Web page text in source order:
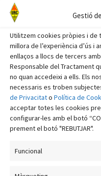
Gestió
Utilitzem cookies pròpies i de
millora de l’experiència d’ús i
enllaços a llocs de tercers
Responsable del Tractament
no quan accedeixi a ells. Els
necessaris es troben
de Privacitato Política de
acceptar totes les cookies
configurar-les amb el botó
prement el botó "REBUTJAR".
Funcional
abril 2023
febrer 2023
gener 2023
desembre 2022
novembre 2022
octubre 2022
setembre 2022